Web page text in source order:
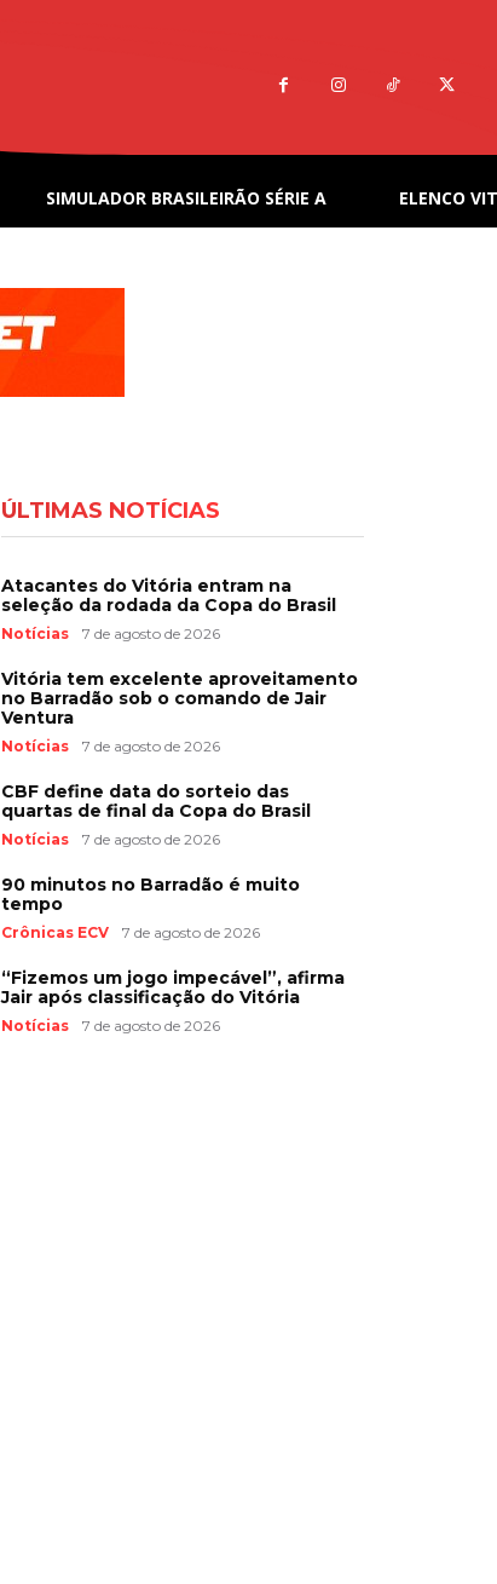
SIMULADOR BRASILEIRÃO SÉRIE A ELENCO
ÚLTIMAS NOTÍCIAS
Atacantes do Vitória entram na
seleção da rodada da Copa do Brasil
Notícias 7 de agosto de 2026
Vitória tem excelente aproveitamento
no Barradão sob o comando de Jair
Ventura
Notícias 7 de agosto de 2026
CBF define data do sorteio das
quartas de final da Copa do Brasil
Notícias 7 de agosto de 2026
90 minutos no Barradão é muito
tempo
Crônicas ECV 7 de agosto de 2026
“Fizemos um jogo impecável”, afirma
Jair após classificação do Vitória
Notícias 7 de agosto de 2026